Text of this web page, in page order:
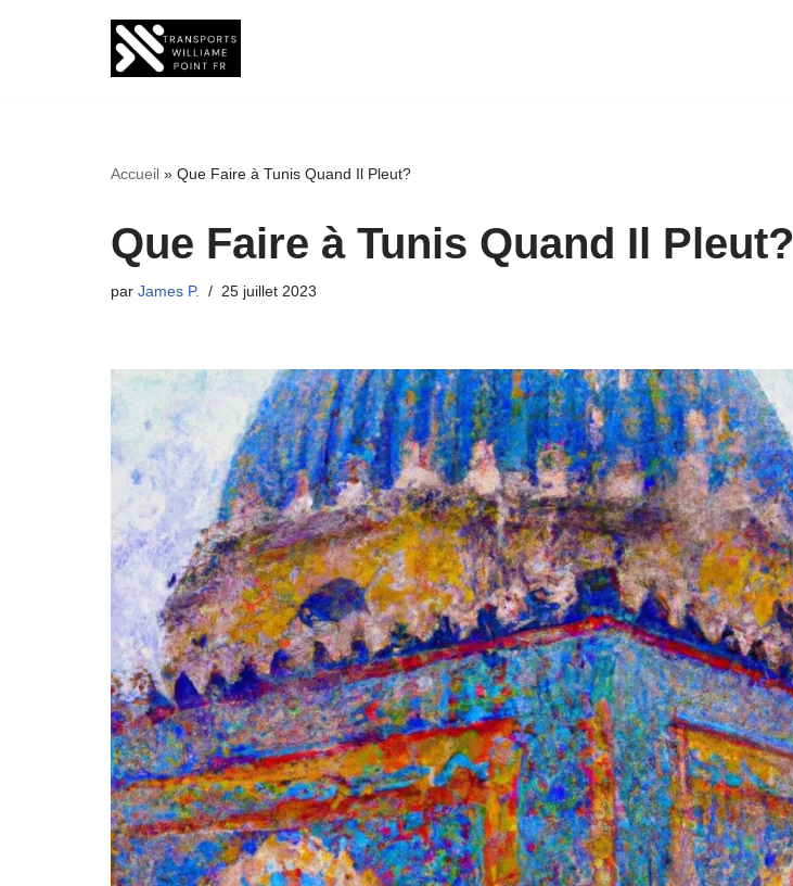
Accueil » Que Faire à Tunis Quand Il Pleut?
Que Faire à Tunis Quand Il Pleut?
par James P. 25 juillet 2023